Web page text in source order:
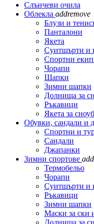
Слънчеви очила
Облекла addremove
Блузи и
Панталони
Якета
Суитшърти и
Спортни
Чорапи
Шапки
Зимни шапки
Долнища за
Ръкавици
Якета за
Обувки, сандали и
Спортни и
Сандали
Джапанки
Зимни спортове add
Термобельо
Чорапи
Суитшърти и
Ръкавици
Зимни шапки
Маски за ски